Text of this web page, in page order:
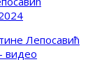
видео